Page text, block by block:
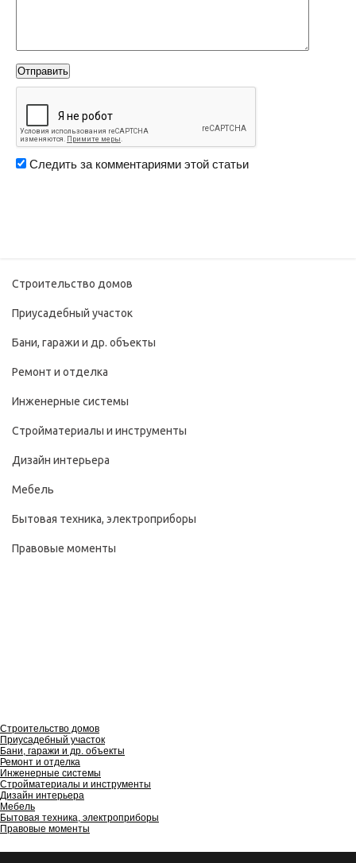
Следить за комментариями этой статьи
Строительство домов
Приусадебный участок
Бани, гаражи и др. объекты
Ремонт и отделка
Инженерные системы
Стройматериалы и инструменты
Дизайн интерьера
Мебель
Бытовая техника, электроприборы
Правовые моменты
Строительство домов
Приусадебный участок
Бани, гаражи и др. объекты
Ремонт и отделка
Инженерные системы
Стройматериалы и инструменты
Дизайн интерьера
Мебель
Бытовая техника, электроприборы
Правовые моменты